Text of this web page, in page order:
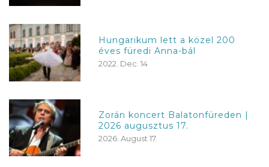
Hungarikum lett a közel 200
éves füredi Anna-bál
2022. Dec. 14
Zorán koncert Balatonfüreden |
2026 augusztus 17.
2026. August 17.